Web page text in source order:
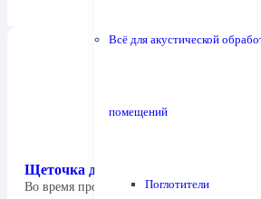
Всё для акустической
помещений
Поглотители
Щеточка для чистки иглы Tonar
Во время проигрывания ваших пластинок